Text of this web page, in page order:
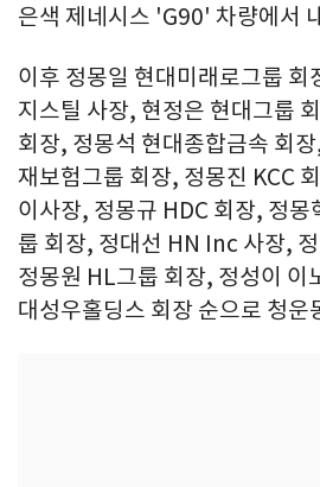
은색 제네시스 'G90' 차량에서
이후 정몽일 현대미래로그룹 회
지스틸 사장, 현정은 현대그룹
회장, 정몽석 현대종합금속 회
재보험그룹 회장, 정몽진 KCC
이사장, 정몽규 HDC 회장, 정몽
룹 회장, 정대선 HN Inc 사장,
정몽원 HL그룹 회장, 정성이 이
대성우홀딩스 회장 순으로 청운